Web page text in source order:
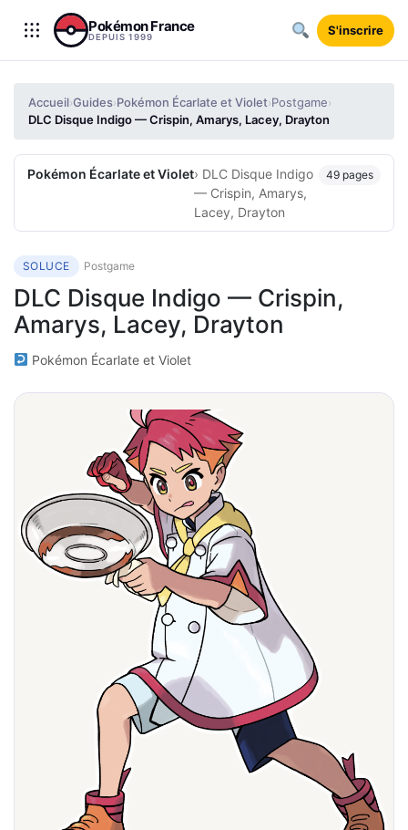
Aller au contenu
Pokémon France
DEPUIS 1999 S'inscrire
Accueil›Guides›Pokémon Écarlate et Violet›Postgame›
DLC Disque Indigo — Crispin, Amarys, Lacey, Drayton
Pokémon Écarlate et Violet› DLC Disque Indigo
— Crispin, Amarys,
Lacey, Drayton
49 pages
SOLUCE Postgame
DLC Disque Indigo — Crispin,
Amarys, Lacey, Drayton
Pokémon Écarlate et Violet